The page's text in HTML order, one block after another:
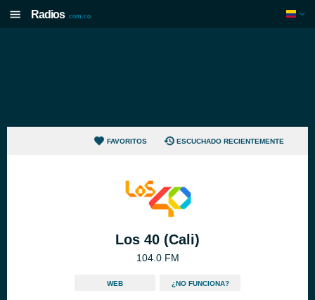
Radios .com.co
FAVORITOS ESCUCHADO RECIENTEMENTE
Los 40 (Cali)
104.0 FM
WEB ¿NO FUNCIONA?